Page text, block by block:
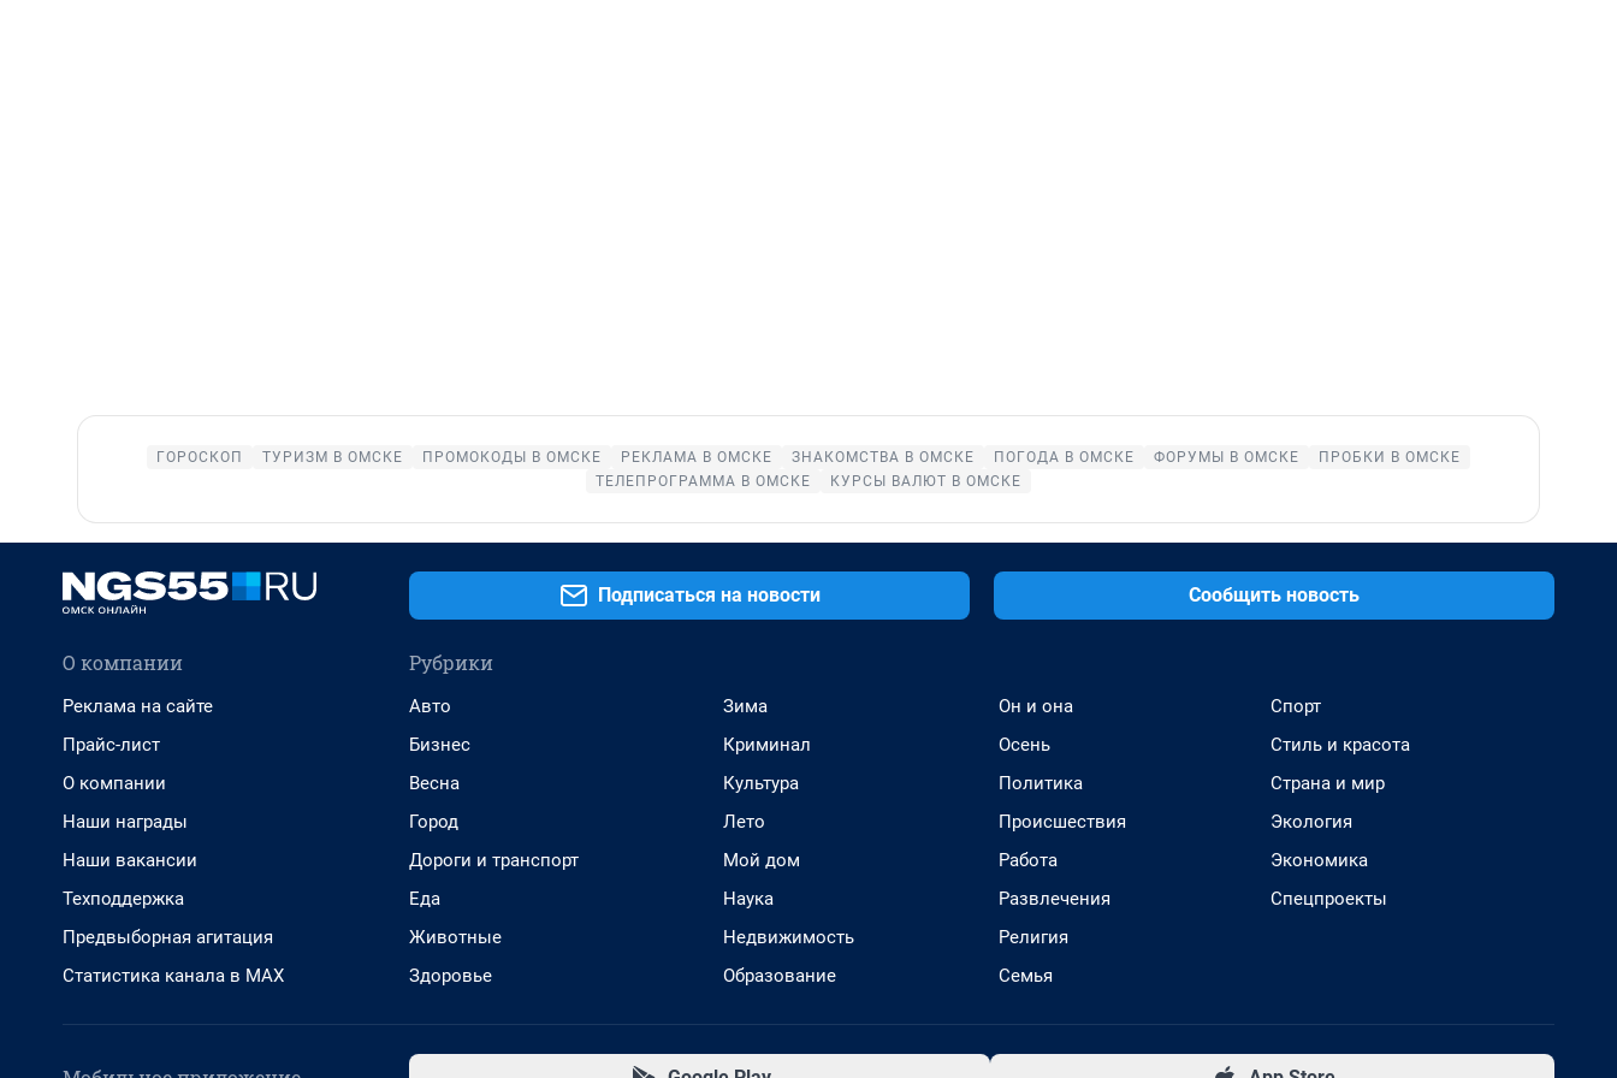
ГОРОСКОП ТУРИЗМ В ОМСКЕ ПРОМОКОДЫ В ОМСКЕ РЕКЛАМА В ОМСКЕ ЗНАКОМСТВА В ОМСКЕ ПОГОДА В ОМСКЕ ФОРУМЫ В ОМСКЕ
ПРОБКИ В ОМСКЕ
ТЕЛЕПРОГРАММА В ОМСКЕ
КУРСЫ ВАЛЮТ В ОМСКЕ
Подписаться на новости Сообщить новость
О компании
Реклама на сайте
Прайс-лист
О компании
Наши награды
Наши вакансии
Техподдержка
Предвыборная агитация
Статистика канала в MAX
Рубрики
Авто
Бизнес
Весна
Город
Дороги и транспорт
Еда
Животные
Здоровье
Зима
Криминал
Культура
Лето
Мой дом
Наука
Недвижимость
Образование
Он и она
Осень
Политика
Происшествия
Работа
Развлечения
Религия
Семья
Спорт
Стиль и красота
Страна и мир
Экология
Экономика
Спецпроекты